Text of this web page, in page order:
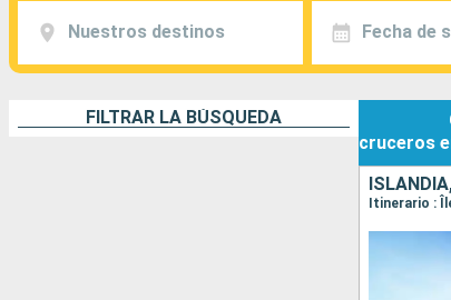
Nuestros destinos Fecha de
FILTRAR LA BÚSQUEDA
cruceros
Itinerario :